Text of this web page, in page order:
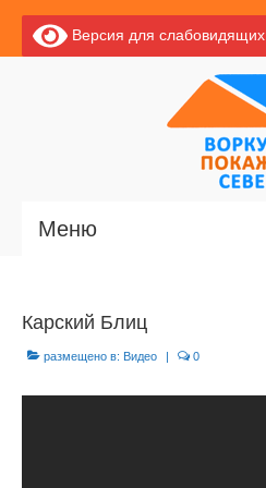
Версия для слабовидящих
Меню
Новости
Карский Блиц
размещено в: Видео | 0